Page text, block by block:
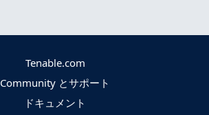
Tenable.com
Community とサポート
ドキュメント